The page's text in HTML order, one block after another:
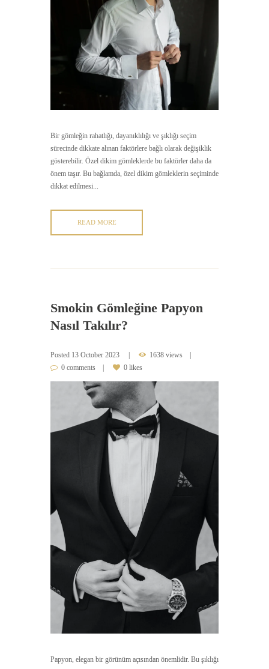
Bir gömleğin rahatlığı, dayanıklılığı ve şıklığı seçim
sürecinde dikkate alınan faktörlere bağlı olarak değişiklik
gösterebilir. Özel dikim gömleklerde bu faktörler daha da
önem taşır. Bu bağlamda, özel dikim gömleklerin seçiminde
dikkat edilmesi...
READ MORE
Smokin Gömleğine Papyon
Nasıl Takılır?
Posted 13 October 2023
1638 views
0 comments
0 likes
Papyon, elegan bir görünüm açısından önemlidir. Bu şıklığı